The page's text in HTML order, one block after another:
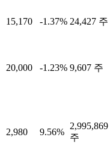
15,170 -1.37% 24,427 주
20,000 -1.23% 9,607 주
2,980 9.56%
2,995,869
주